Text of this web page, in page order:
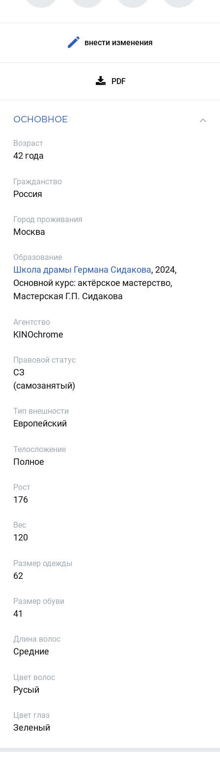
внести изменения
PDF
ОСНОВНОЕ
Возраст
42 года
Гражданство
Россия
Город проживания
Москва
Образование
Школа драмы Германа Сидакова, 2024,
Основной курс: актёрское мастерство,
Мастерская Г.П. Сидакова
Агентство
KINOchrome
Правовой статус
СЗ
(самозанятый)
Тип внешности
Европейский
Телосложение
Полное
Рост
176
Вес
120
Размер одежды
62
Размер обуви
41
Длина волос
Средние
Цвет волос
Русый
Цвет глаз
Зеленый